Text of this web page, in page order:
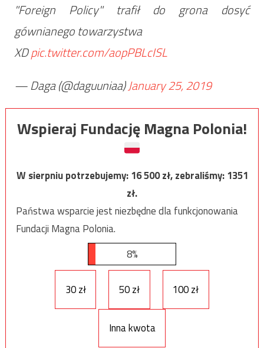
"Foreign Policy" trafił do grona dosyć
gównianego towarzystwa
XDpic.twitter.com/aopPBLcISL
— Daga (@daguuniaa)January 25, 2019
Wspieraj Fundację Magna Polonia!
W sierpniu potrzebujemy:16 500zł, zebraliśmy:1351
zł.
Państwa wsparcie jest niezbędne dla funkcjonowania
Fundacji Magna Polonia.
8%
30 zł 50 zł 100 zł
Inna kwota